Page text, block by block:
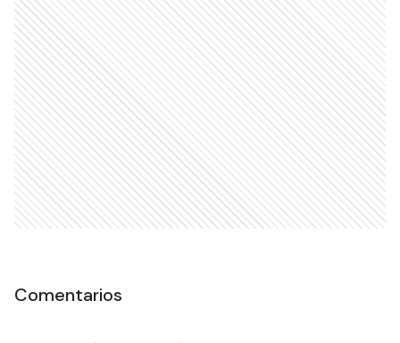
Comentarios